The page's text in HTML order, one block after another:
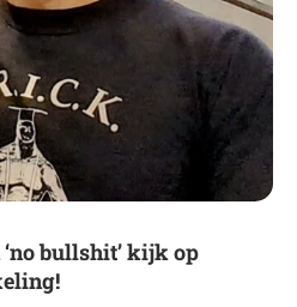
bullshit’ kijk op